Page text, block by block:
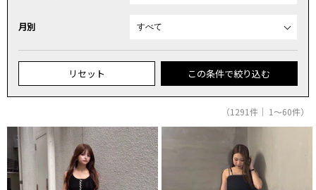
月別
リセット この条件で絞り込む
（1291件｜ 1～60件）